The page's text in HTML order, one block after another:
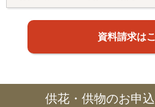
資料請求は
供花・供物のお申